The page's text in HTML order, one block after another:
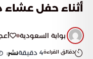
أثناء حفل عشاء
بوابة السعودية
دقائق القراءة4 دقيقةنشر: